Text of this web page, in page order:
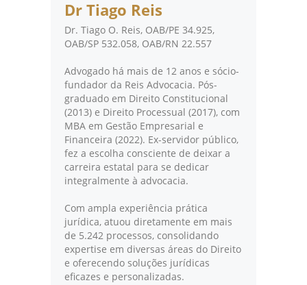
Dr Tiago Reis
Dr. Tiago O. Reis, OAB/PE 34.925,
OAB/SP 532.058, OAB/RN 22.557
Advogado há mais de 12 anos e sócio-
fundador da Reis Advocacia. Pós-
graduado em Direito Constitucional
(2013) e Direito Processual (2017), com
MBA em Gestão Empresarial e
Financeira (2022). Ex-servidor público,
fez a escolha consciente de deixar a
carreira estatal para se dedicar
integralmente à advocacia.
Com ampla experiência prática
jurídica, atuou diretamente em mais
de 5.242 processos, consolidando
expertise em diversas áreas do Direito
e oferecendo soluções jurídicas
eficazes e personalizadas.